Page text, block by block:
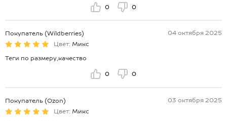
0 0
Покупатель (Wildberries)
04 октября 2025
Цвет: Микс
Теги по размеру,качество
0 0
Покупатель (Ozon)
03 октября 2025
Цвет: Микс